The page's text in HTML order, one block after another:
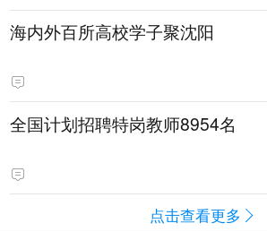
海内外百所高校学子聚沈阳
全国计划招聘特岗教师8954名
点击查看更多